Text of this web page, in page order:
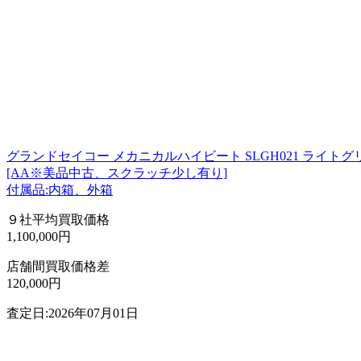
グランドセイコー メカニカルハイビート SLGH021 ライトグ
[AA※美品中古、スクラッチ少し有り]
付属品:内箱、外箱
９社平均買取価格
1,100,000円
店舗間買取価格差
120,000円
査定日:2026年07月01日